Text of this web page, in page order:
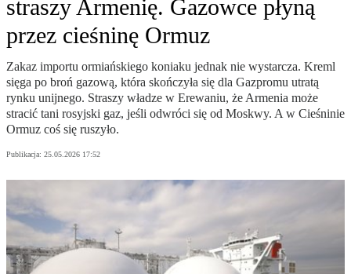
straszy Armenię. Gazowce płyną
przez cieśninę Ormuz
Zakaz importu ormiańskiego koniaku jednak nie wystarcza. Kreml
sięga po broń gazową, która skończyła się dla Gazpromu utratą
rynku unijnego. Straszy władze w Erewaniu, że Armenia może
stracić tani rosyjski gaz, jeśli odwróci się od Moskwy. A w Cieśninie
Ormuz coś się ruszyło.
Publikacja: 25.05.2026 17:52